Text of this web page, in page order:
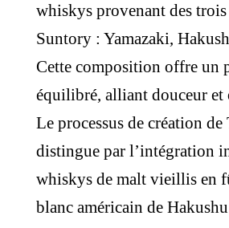
whiskys provenant des
Suntory : Yamazaki,
Cette composition offre un
équilibré, alliant douceur et
Le processus de création de
distingue par l’intégration
whiskys de malt vieillis en
blanc américain de